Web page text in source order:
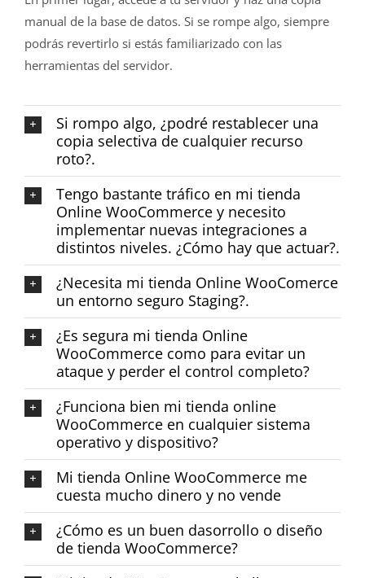
manual de la base de datos. Si se rompe algo, siempre
podrás revertirlo si estás familiarizado con las
herramientas del servidor.
Si rompo algo, ¿podré restablecer una
copia selectiva de cualquier recurso
roto?.
Tengo bastante tráfico en mi tienda
Online WooCommerce y necesito
implementar nuevas integraciones a
distintos niveles. ¿Cómo hay que actuar?.
¿Necesita mi tienda Online WooComerce
un entorno seguro Staging?.
¿Es segura mi tienda Online
WooCommerce como para evitar un
ataque y perder el control completo?
¿Funciona bien mi tienda online
WooCommerce en cualquier sistema
operativo y dispositivo?
Mi tienda Online WooCommerce me
cuesta mucho dinero y no vende
¿Cómo es un buen dasorrollo o diseño
de tienda WooCommerce?